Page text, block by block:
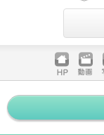
ホームペ
ージ
動画